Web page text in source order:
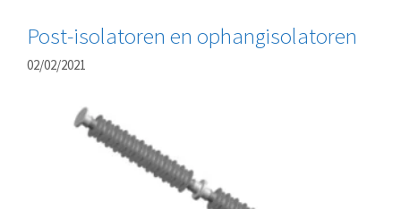
Post-isolatoren en ophangisolatoren
02/02/2021